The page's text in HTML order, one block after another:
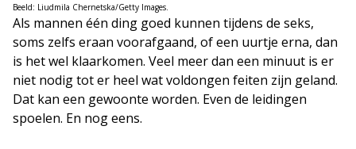
Beeld: Liudmila Chernetska/Getty Images.
Als mannen één ding goed kunnen tijdens de seks,
soms zelfs eraan voorafgaand, of een uurtje erna, dan
is het wel klaarkomen. Veel meer dan een minuut is er
niet nodig tot er heel wat voldongen feiten zijn geland.
Dat kan een gewoonte worden. Even de leidingen
spoelen. En nog eens.